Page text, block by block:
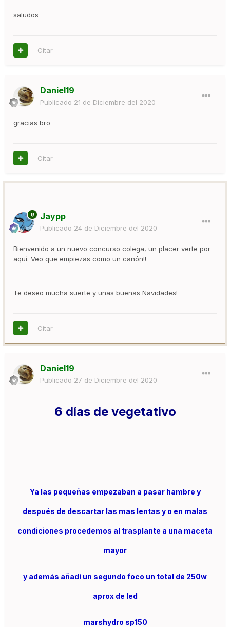
saludos
Citar
Daniel19
Publicado 21 de Diciembre del 2020
gracias bro
Citar
Jaypp
Publicado 24 de Diciembre del 2020
Bienvenido a un nuevo concurso colega, un placer verte por
aquí. Veo que empiezas como un cañón!!
Te deseo mucha suerte y unas buenas Navidades!
Citar
Daniel19
Publicado 27 de Diciembre del 2020
6 días de vegetativo
Ya las pequeñas empezaban a pasar hambre y
después de descartar las mas lentas y o en malas
condiciones procedemos al trasplante a una maceta
mayor
y además añadí un segundo foco un total de 250w
aprox de led
marshydro sp150